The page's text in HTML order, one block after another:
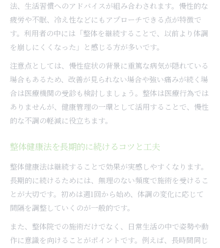
法、生活習慣へのアドバイスが組み合わされます。慢性的な
疲労や不眠、冷え性などにもアプローチできる点が特徴で
す。利用者の中には「整体を継続することで、以前より体調
を崩しにくくなった」と感じる方が多いです。
注意点としては、慢性症状の背景に重篤な病気が隠れている
場合もあるため、改善が見られない場合や強い痛みが続く場
合は医療機関の受診も検討しましょう。整体は医療行為では
ありませんが、健康管理の一環として活用することで、慢性
的な不調の軽減に役立ちます。
整体健康法を長期的に続けるコツと工夫
整体健康法は継続することで効果が実感しやすくなります。
長期的に続けるためには、無理のない頻度で施術を受けるこ
とが大切です。初めは週1回から始め、体調の変化に応じて
間隔を調整していくのが一般的です。
また、整体院での施術だけでなく、日常生活の中で姿勢や動
作に意識を向けることがポイントです。例えば、長時間同じ